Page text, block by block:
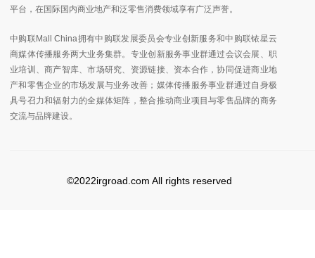
平台，在国际国内商业地产和泛零售消费领域享有广泛声誉。
中购联Mall China拥有中购联发展委员会专业创新服务和中购联铱星云
商媒体传播服务两大业务集群。专业创新服务事业群通过会议会展、职
业培训、商产智库、市场研究、资源链接、资本合作，协同促进商业地
产和零售企业的市场发展与业务改善；媒体传播服务事业群通过自身极
具号召力和辐射力的全媒体矩阵，整合推动商业项目与零售品牌的商务
交流与品牌建设。
©2022irgroad.com All rights reserved